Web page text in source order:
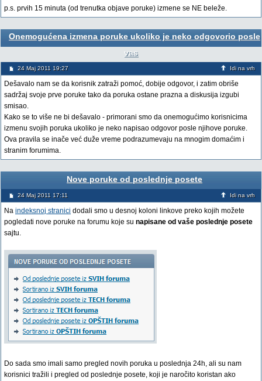
p.s. prvih 15 minuta (od trenutka objave poruke) izmene se NE beleže.
Onemogućena izmena poruke ukoliko je neko odgovorio posle
vas
24 Maj 2011 19:27 Idi na vrh
Dešavalo nam se da korisnik zatraži pomoć, dobije odgovor, i zatim obriše
sadržaj svoje prve poruke tako da poruka ostane prazna a diskusija izgubi
smisao.
Kako se to više ne bi dešavalo - primorani smo da onemogućimo korisnicima
izmenu svojih poruka ukoliko je neko napisao odgovor posle njihove poruke.
Ova pravila se inače već duže vreme podrazumevaju na mnogim domaćim i
stranim forumima.
Nove poruke od poslednje posete
24 Maj 2011 17:11 Idi na vrh
Na indeksnoj stranici dodali smo u desnoj koloni linkove preko kojih možete
pogledati nove poruke na forumu koje su napisane od vaše poslednje posete
sajtu.
Do sada smo imali samo pregled novih poruka u poslednja 24h, ali su nam
korisnici tražili i pregled od poslednje posete, koji je naročito koristan ako